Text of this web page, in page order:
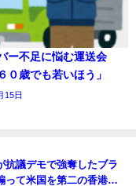
ー不足に悩む運送会
歳でも若いほう」
15日
抗議デモで強奪したブラ
て米国を第二の香港に